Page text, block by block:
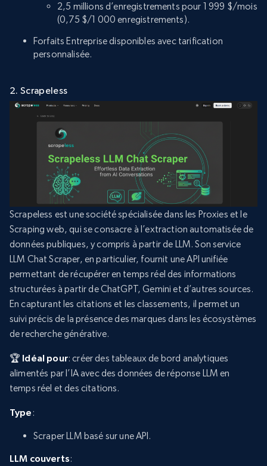
2,5 millions d’enregistrements pour 1 999 $/mois
(0,75 $/1 000 enregistrements).
Forfaits Entreprise disponibles avec tarification
personnalisée.
2. Scrapeless
Scrapeless est une société spécialisée dans les Proxies et le
Scraping web, qui se consacre à l’extraction automatisée de
données publiques, y compris à partir de LLM. Son service
LLM Chat Scraper, en particulier, fournit une API unifiée
permettant de récupérer en temps réel des informations
structurées à partir de ChatGPT, Gemini et d’autres sources.
En capturant les citations et les classements, il permet un
suivi précis de la présence des marques dans les écosystèmes
de recherche générative.
🏆 Idéal pour: créer des tableaux de bord analytiques
alimentés par l’IA avec des données de réponse LLM en
temps réel et des citations.
Type :
Scraper LLM basé sur une API.
LLM couverts: